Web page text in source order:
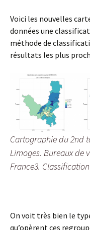
Voici les nouvelles
données une
méthode de
résultats les plus
Cartographie du 2nd
Limoges. Bureaux de
France3.
On voit très bien le
qu’opèrent ces